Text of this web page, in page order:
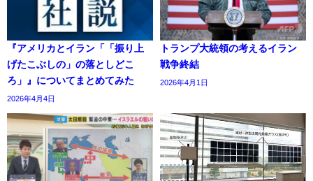
『アメリカとイラン「「振り上
げたこぶしの」の落としどこ
ろ」』についてまとめてみた
2026年4月4日
トランプ大統領の考えるイラン
戦争終結
2026年4月1日